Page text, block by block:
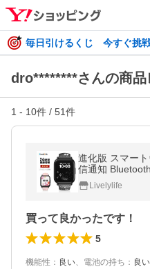
毎日引けるくじ 今すぐ挑
dro********さんの商品
1 - 10件 / 51件
進化版 スマート
信通知
温度検測 IP68
ース 歩数計 プレ
Livelylife
買って良かったです！
5
機能性 ： 良い、 電池の持ち ： 良い